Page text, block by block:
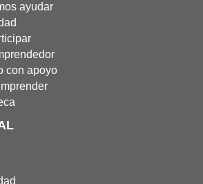
ayudar
con apoyo